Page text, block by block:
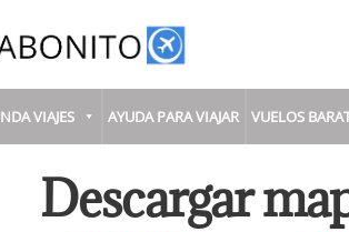
VIAJES AYUDA PARA VIAJAR VUELOS
Descargar